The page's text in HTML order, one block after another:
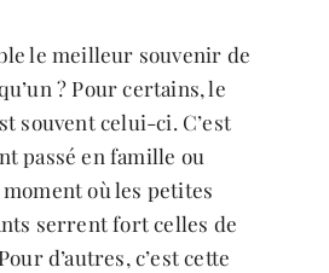
le meilleur souvenir de
? Pour certains, le
souvent celui-ci. C’est
passé en famille ou
où les petites
serrent fort celles de
d’autres, c’est cette